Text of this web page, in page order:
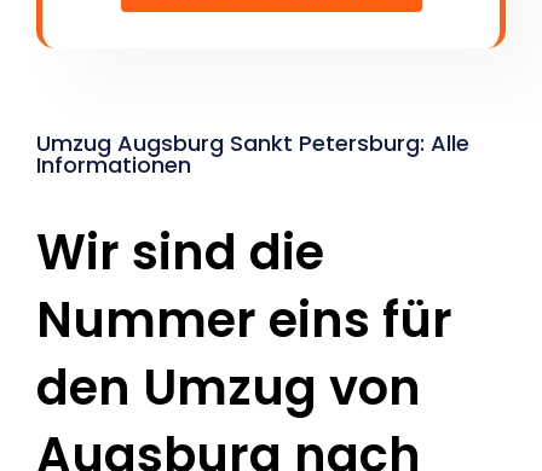
Umzug Augsburg Sankt Petersburg: Alle
Informationen
Wir sind die
Nummer eins für
den Umzug von
Augsburg nach